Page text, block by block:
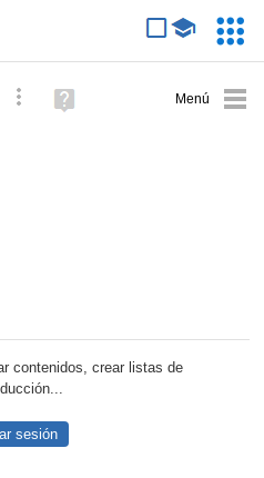
Búsqueda avanzada
Ayuda
(en
contenidos, crear listas de
sesión